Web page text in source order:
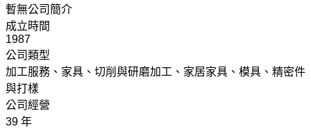
暫無公司簡介
成立時間
1987
公司類型
加工服務、家具、切削與研磨加工、家居家具、模具、精密件
與打樣
公司經營
39 年